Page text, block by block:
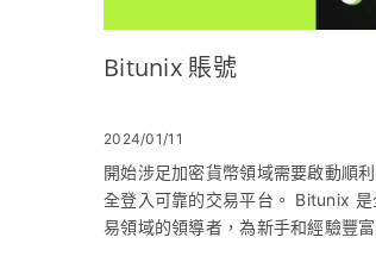
Bitunix 賬號
2024/01/11
開始涉足加密貨幣領域需要啟動順
全登入可靠的交易平台。 Bitunix
易領域的領導者，為新手和經驗豐